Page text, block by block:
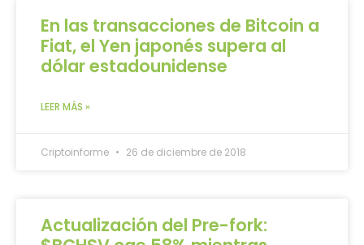
En las transacciones de Bitcoin a
Fiat, el Yen japonés supera al
dólar estadounidense
LEER MÁS »
Criptoinforme 26 de diciembre de 2018
Actualización del Pre-fork: